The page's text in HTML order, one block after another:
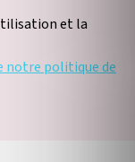
et la
notre politique de